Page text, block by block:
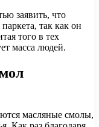
заявить, что
так как он
того в тех
масса людей.
масляные смолы,